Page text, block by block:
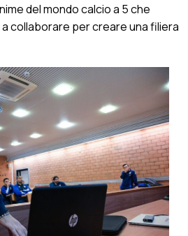
del mondo calcio a 5 che
collaborare per creare una filiera